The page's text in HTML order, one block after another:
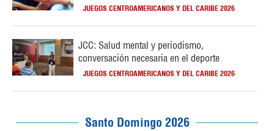
JUEGOS CENTROAMERICANOS Y DEL CARIBE 2026
JCC: Salud mental y periodismo,
conversación necesaria en el deporte
JUEGOS CENTROAMERICANOS Y DEL CARIBE 2026
Santo Domingo 2026